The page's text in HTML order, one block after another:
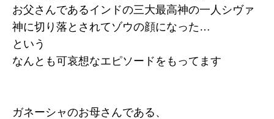
お父さんであるインドの三大最高神の一人シヴァ
神に切り落とされてゾウの顔になった…
という
なんとも可哀想なエピソードをもってます
ガネーシャのお母さんである、